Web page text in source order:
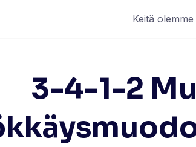
Keitä olemme
3-4-1-2